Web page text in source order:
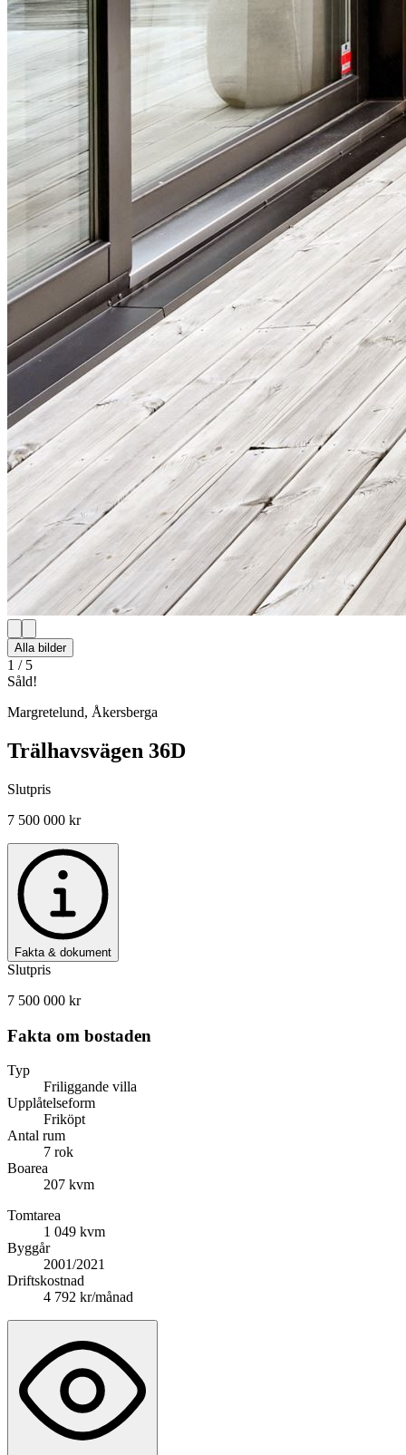
Alla bilder
1 / 5
Såld!
Margretelund, Åkersberga
Trälhavsvägen 36D
Slutpris
7 500 000 kr
Fakta & dokument
Slutpris
7 500 000 kr
Fakta om bostaden
Typ
Friliggande villa
Upplåtelseform
Friköpt
Antal rum
7 rok
Boarea
207 kvm
Tomtarea
1 049 kvm
Byggår
2001/2021
Driftskostnad
4 792 kr/månad